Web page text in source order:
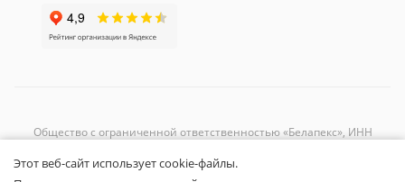
Общество с ограниченной ответственностью «Белапекс», ИНН
Обращаем ваше внимание, что вся представленная на сайте
Этот веб-сайт использует cookie-файлы.